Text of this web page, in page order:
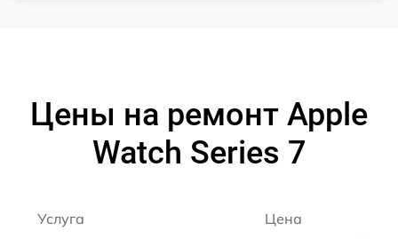
Цены на ремонт Apple
Watch Series 7
Услуга Цена